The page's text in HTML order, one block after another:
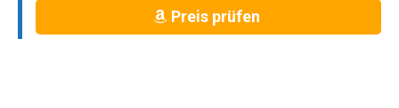
Preis prüfen